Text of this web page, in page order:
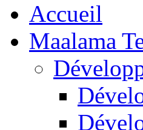
Accueil
Maalama